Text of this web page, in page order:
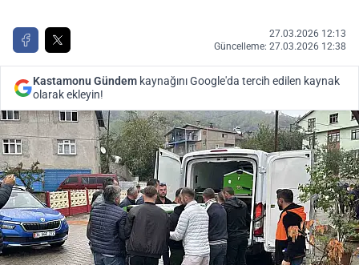
27.03.2026 12:13
Güncelleme: 27.03.2026 12:38
Kastamonu Gündem kaynağını Google'da tercih edilen kaynak
olarak ekleyin!